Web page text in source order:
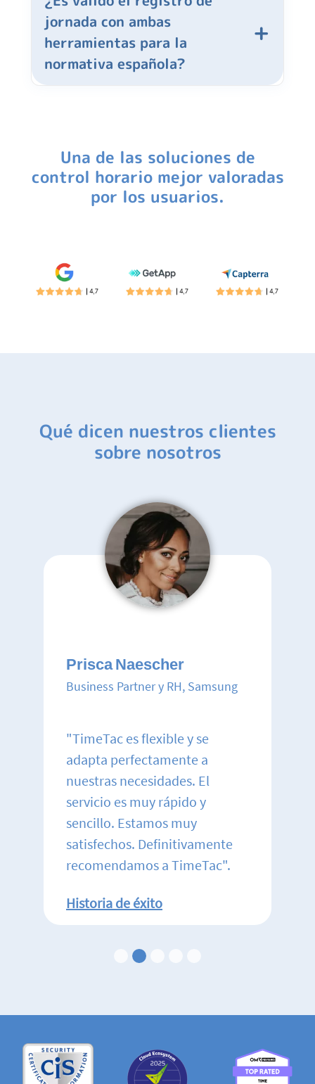
jornada con ambas
herramientas para la
normativa española?
Una de las soluciones de
control horario mejor valoradas
por los usuarios.
Qué dicen nuestros clientes
sobre nosotros
Prisca Naescher
Business Partner y RH, Samsung
"TimeTac es flexible y se
adapta perfectamente a
nuestras necesidades. El
servicio es muy rápido y
sencillo. Estamos muy
satisfechos. Definitivamente
recomendamos a TimeTac".
Historia de éxito